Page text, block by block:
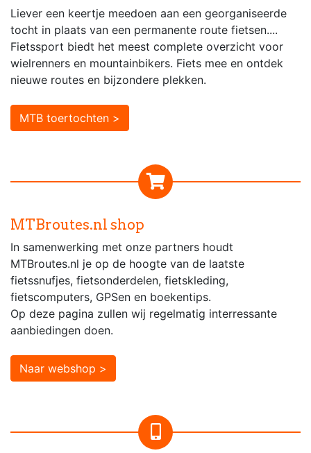
Liever een keertje meedoen aan een georganiseerde
tocht in plaats van een permanente route fietsen....
Fietssport biedt het meest complete overzicht voor
wielrenners en mountainbikers. Fiets mee en ontdek
nieuwe routes en bijzondere plekken.
MTB toertochten >
MTBroutes.nl shop
In samenwerking met onze partners houdt
MTBroutes.nl je op de hoogte van de laatste
fietssnufjes, fietsonderdelen, fietskleding,
fietscomputers, GPSen en boekentips.
Op deze pagina zullen wij regelmatig interressante
aanbiedingen doen.
Naar webshop >